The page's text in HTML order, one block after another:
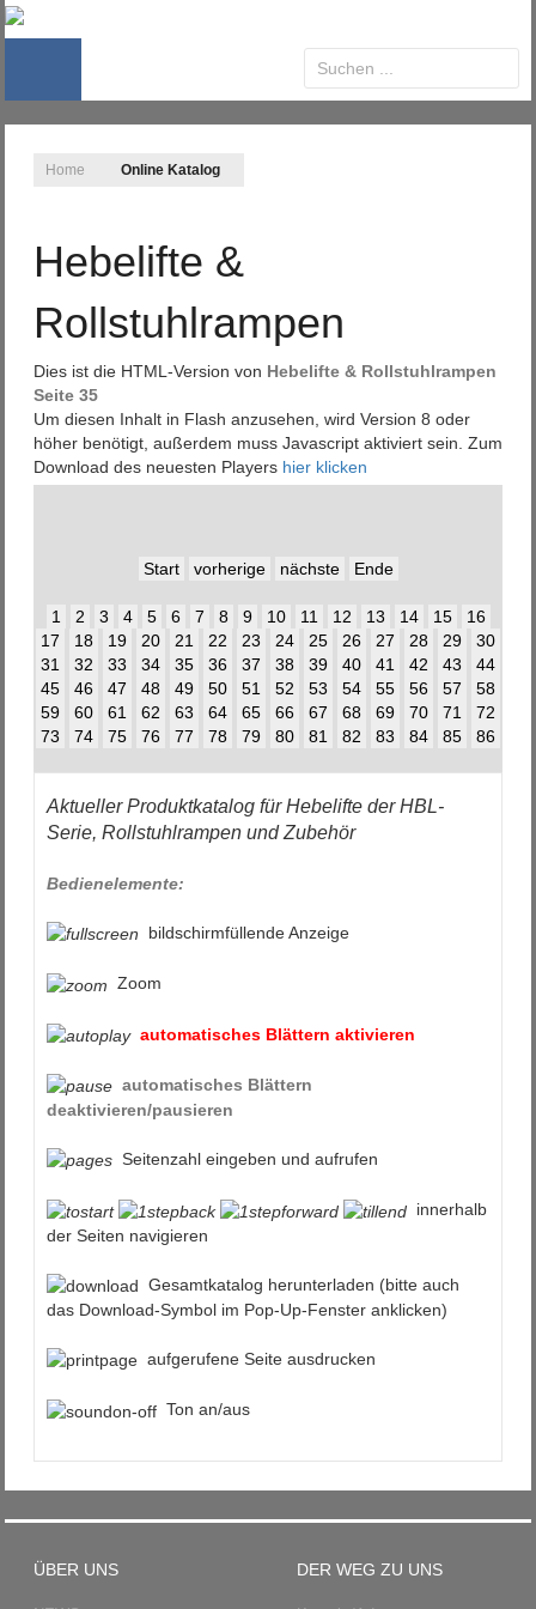
Home Online Katalog
Hebelifte &
Rollstuhlrampen
Dies ist die HTML-Version von Hebelifte & Rollstuhlrampen
Seite 35
Um diesen Inhalt in Flash anzusehen, wird Version 8 oder
höher benötigt, außerdem muss Javascript aktiviert sein. Zum
Download des neuesten Players hier klicken
Start vorherige nächste Ende
1 2 3 4 5 6 7 8 9 10 11 12 13 14 15
16
17
18 19 20 21 22 23 24 25 26 27 28 29
30
31
32 33 34 35 36 37 38 39 40 41 42 43
44
45
46 47 48 49 50 51 52 53 54 55 56 57
58
59
60 61 62 63 64 65 66 67 68 69 70 71
72
73
74 75 76 77 78 79 80 81 82 83 84 85 86
Aktueller Produktkatalog für Hebelifte der HBL-
Serie, Rollstuhlrampen und Zubehör
Bedienelemente:
bildschirmfüllende Anzeige
Zoom
automatisches Blättern aktivieren
automatisches Blättern
deaktivieren/pausieren
Seitenzahl eingeben und aufrufen
innerhalb
der Seiten navigieren
Gesamtkatalog herunterladen (bitte auch
das Download-Symbol im Pop-Up-Fenster anklicken)
aufgerufene Seite ausdrucken
Ton an/aus
ÜBER UNS DER WEG ZU UNS